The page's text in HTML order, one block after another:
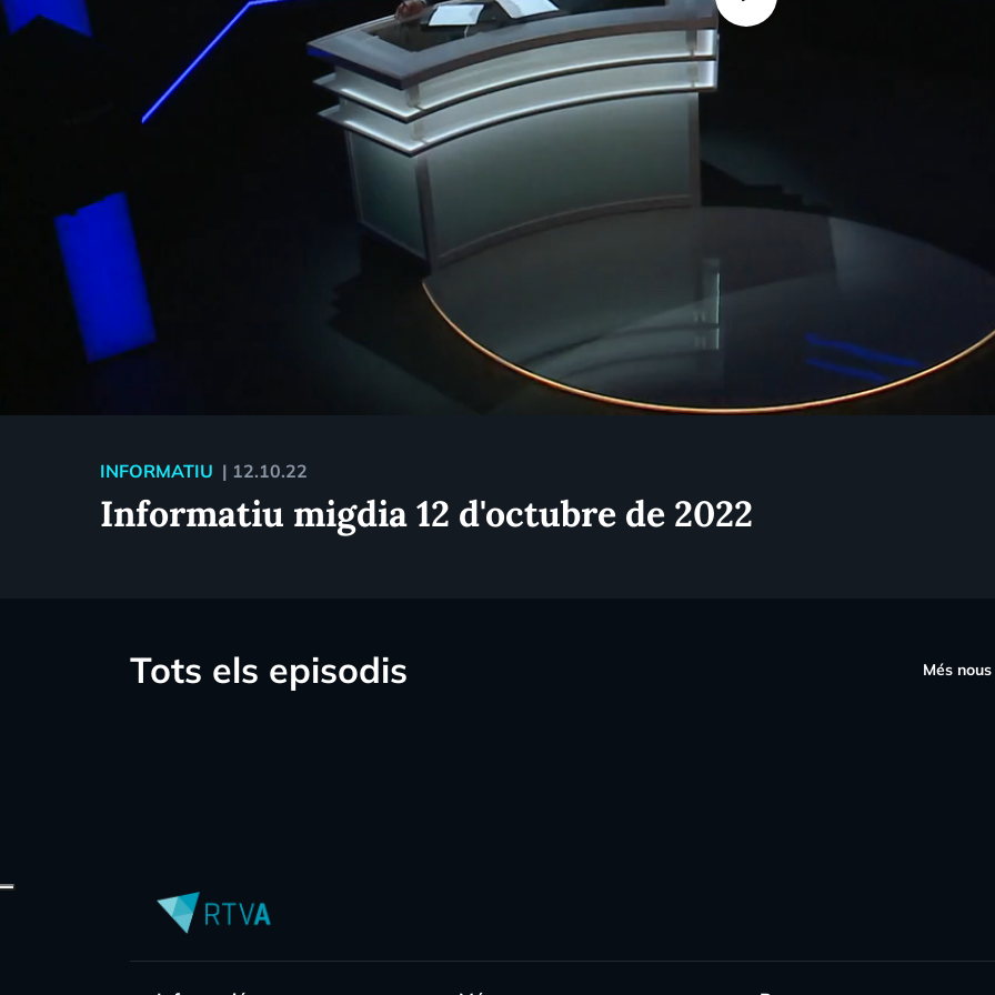
INFORMATIU | 12.10.22
Informatiu migdia 12 d'octubre de 2022
Tots els episodis Més nous